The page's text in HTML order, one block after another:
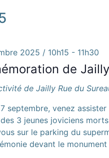
date.
de Jailly
2025 / 10h15 - 11h30
de Jailly Rue du
septembre, venez
3 jeunes joviciens
sur le parking du
devant le